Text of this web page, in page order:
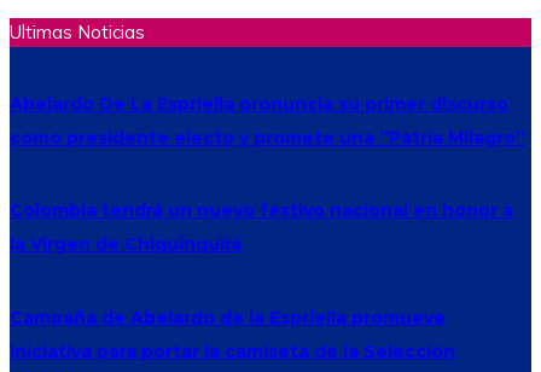
Ultimas Noticias
Abelardo De La Espriella pronuncia su primer discurso
como presidente electo y promete una “Patria Milagro”
Colombia tendrá un nuevo festivo nacional en honor a
la Virgen de Chiquinquirá
Campaña de Abelardo de la Espriella promueve
iniciativa para portar la camiseta de la Selección